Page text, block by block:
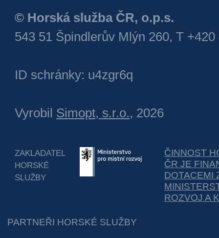
© Horská služba ČR, o.p.s.
543 51 Špindlerův Mlýn 260, T +420
ID schránky: u4zgr6q
Vyrobil Simopt, s.r.o., 2026
ZAKLADATEL
HORSKÉ
SLUŽBY
ČINNOST
ČR JE
DOTACEMI
ROZVOJ A
PARTNEŘI HORSKÉ SLUŽBY